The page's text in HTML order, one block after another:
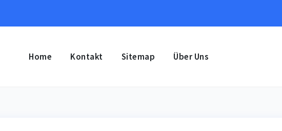
Home Kontakt Sitemap Über Uns